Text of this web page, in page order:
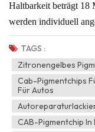
Haltbarkeit beträgt 18
werden individuell
TAGS :
Zitronengelbes
Cab-Pigmentchips
Für Autos
CAB-Pigmentchip